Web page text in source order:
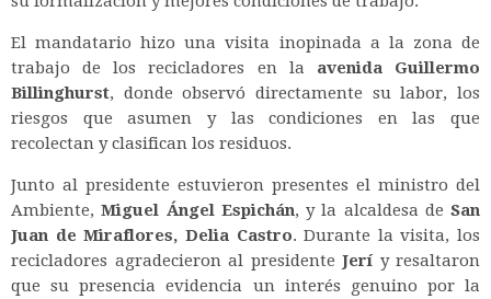
El mandatario hizo una visita inopinada a la zona de
trabajo de los recicladores en la avenida Guillermo
Billinghurst, donde observó directamente su labor, los
riesgos que asumen y las condiciones en las que
recolectan y clasifican los residuos.
Junto al presidente estuvieron presentes el ministro del
Ambiente,Miguel Ángel Espichán, y la alcaldesa de San
Juan de Miraflores, Delia Castro. Durante la visita, los
recicladores agradecieron al presidente Jerí y resaltaron
que su presencia evidencia un interés genuino por la